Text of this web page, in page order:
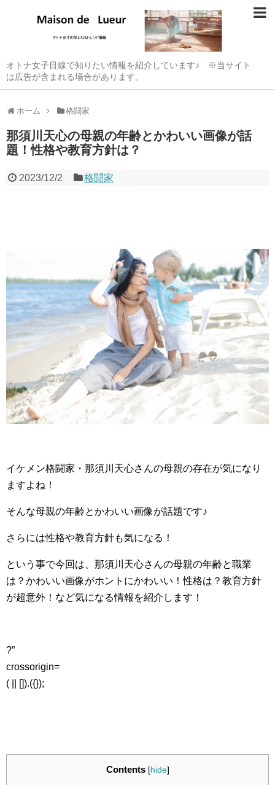
オトナ女子目線で知りたい情報を紹介しています♪ ※当サイト
は広告が含まれる場合があります。
ホーム 格闘家
那須川天心の母親の年齢とかわいい画像が話
題！性格や教育方針は？
2023/12/2 格闘家
イケメン格闘家・那須川天心さんの母親の存在が気になり
ますよね！
そんな母親の年齢とかわいい画像が話題です♪
さらには性格や教育方針も気になる！
という事で今回は、那須川天心さんの母親の年齢と職業
は？かわいい画像がホントにかわいい！性格は？教育方針
が超意外！など気になる情報を紹介します！
?”
crossorigin=
( || []).({});
Contents [hide]